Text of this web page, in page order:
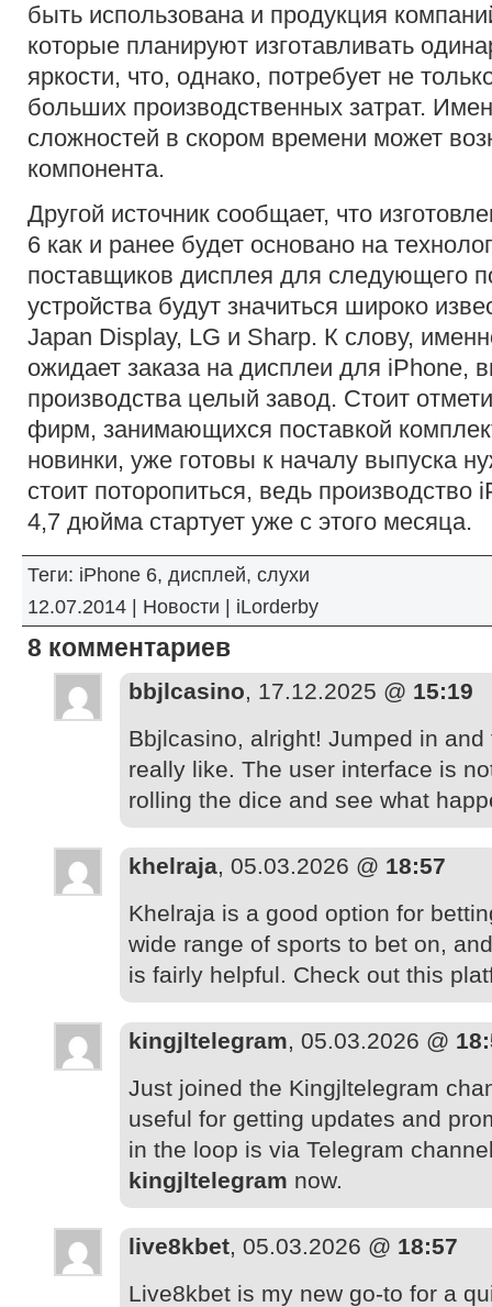
быть использована и продукция
которые планируют изготавливать
яркости, что, однако, потребует не
больших производственных затрат.
сложностей в скором времени может
компонента.
Другой источник сообщает, что
6 как и ранее будет основано на
поставщиков дисплея для следующего
устройства будут значиться широко
Japan Display, LG и Sharp. К слову,
ожидает заказа на дисплеи для iPhone,
производства целый завод. Стоит
фирм, занимающихся поставкой
новинки, уже готовы к началу выпуска
стоит поторопиться, ведь производство
4,7 дюйма стартует уже с этого месяца.
Теги: iPhone 6, дисплей, слухи
12.07.2014 | Новости | iLorderby
8 комментариев
bbjlcasino, 17.12.2025 @ 15:19
Bbjlcasino, alright! Jumped in
really like. The user interface is
rolling the dice and see what
khelraja, 05.03.2026 @ 18:57
Khelraja is a good option for
wide range of sports to bet on,
is fairly helpful. Check out this
kingjltelegram, 05.03.2026 @
Just joined the Kingjltelegram
useful for getting updates and
in the loop is via Telegram
kingjltelegram now.
live8kbet, 05.03.2026 @ 18:57
Live8kbet is my new go-to for a